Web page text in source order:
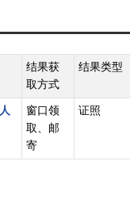
结果获
取方式
结果类型
窗口领
取、邮
寄
证照